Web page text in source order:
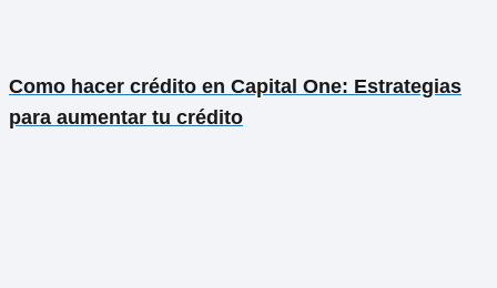
Como hacer crédito en Capital One: Estrategias
para aumentar tu crédito